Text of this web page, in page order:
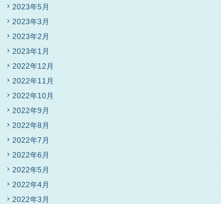
2023年5月
2023年3月
2023年2月
2023年1月
2022年12月
2022年11月
2022年10月
2022年9月
2022年8月
2022年7月
2022年6月
2022年5月
2022年4月
2022年3月